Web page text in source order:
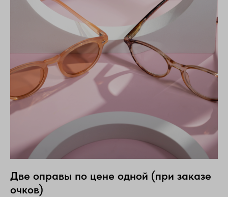
Две оправы по цене одной (при заказе
очков)